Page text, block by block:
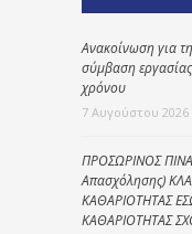
Ανακοίνωση για
σύμβαση
χρόνου
7 Αυγούστου 2026
ΠΡΟΣΩΡΙΝΟΣ
Απασχόλησης)
ΚΑΘΑΡΙΟΤΗΤΑΣ
ΚΑΘΑΡΙΟΤΗΤΑΣ